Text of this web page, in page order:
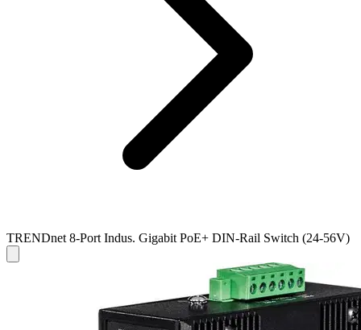
TRENDnet 8-Port Indus. Gigabit PoE+ DIN-Rail Switch (24-56V)